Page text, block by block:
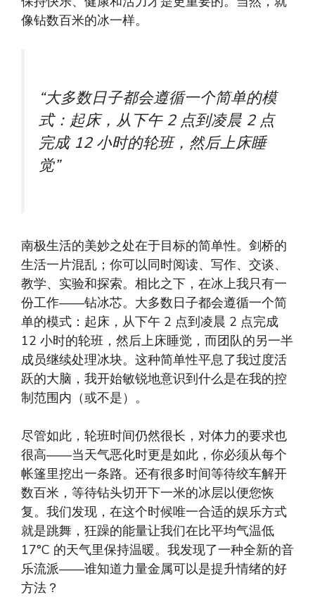
像钻数百米的冰一样。
“大多数日子都会遵循一个简单的模
式：起床，从下午 2 点到凌晨 2 点
完成 12 小时的轮班，然后上床睡
觉”
南极生活的美妙之处在于目标的简单性。剑桥的
生活一片混乱；你可以同时阅读、写作、交谈、
教学、实验和探索。相比之下，在冰上我只有一
份工作——钻冰芯。大多数日子都会遵循一个简
单的模式：起床，从下午 2 点到凌晨 2 点完成
12 小时的轮班，然后上床睡觉，而团队的另一半
成员继续处理冰块。这种简单性平息了我过度活
跃的大脑，我开始敏锐地意识到什么是在我的控
制范围内（或不是）。
尽管如此，轮班时间仍然很长，对体力的要求也
很高——当天气恶化时更是如此，你必须从每个
帐篷里挖出一条路。还有很多时间等待绞车解开
数百米，等待钻头切开下一米的冰层以便您恢
复。我们发现，在这个时候唯一合适的娱乐方式
就是跳舞，狂躁的能量让我们在比平均气温低
17°C 的天气里保持温暖。我发现了一种全新的音
乐流派——谁知道力量金属可以是提升情绪的好
方法？